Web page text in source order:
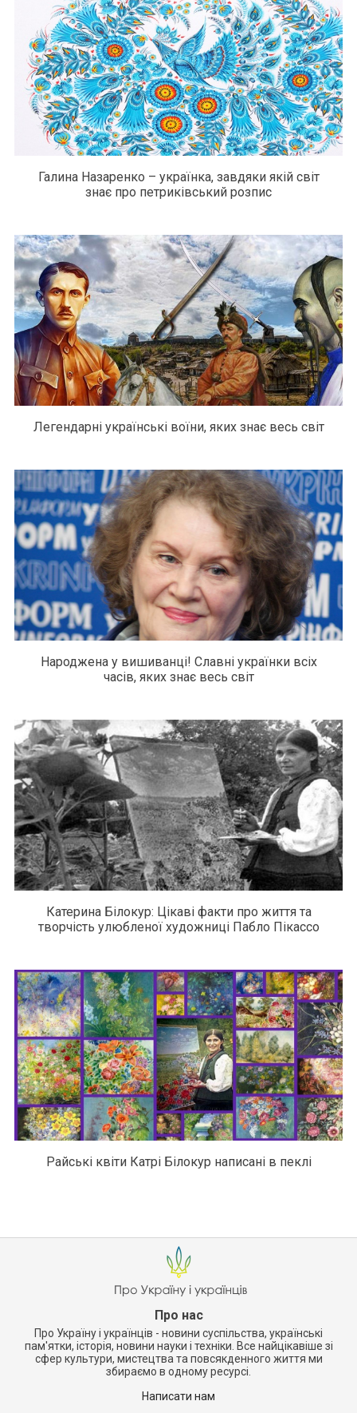
Галина Назаренко – українка, завдяки якій світ
знає про петриківський розпис
Легендарні українські воїни, яких знає весь світ
Народжена у вишиванці! Славні українки всіх
часів, яких знає весь світ
Катерина Білокур: Цікаві факти про життя та
творчість улюбленої художниці Пабло Пікассо
Райські квіти Катрі Білокур написані в пеклі
Про нас
Про Україну і українців - новини суспільства, українські
пам'ятки, історія, новини науки і техніки. Все найцікавіше зі
сфер культури, мистецтва та повсякденного життя ми
збираємо в одному ресурсі.
Написати нам